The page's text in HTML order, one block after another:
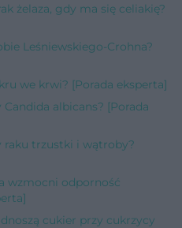
żelaza, gdy ma się celiakię?
Leśniewskiego-Crohna?
we krwi? [Porada eksperta]
albicans? [Porada
raku trzustki i wątroby?
wzmocni odporność
cukier przy cukrzycy